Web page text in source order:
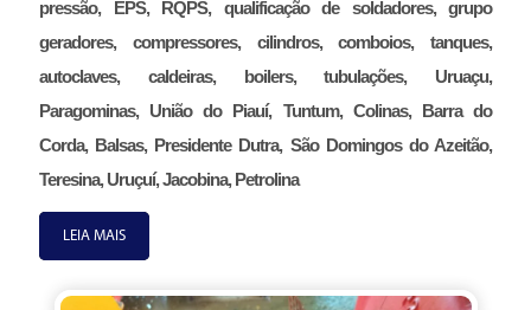
pressão, EPS, RQPS, qualificação de soldadores, grupo
geradores, compressores, cilindros, comboios, tanques,
autoclaves, caldeiras, boilers, tubulações, Uruaçu,
Paragominas, União do Piauí, Tuntum, Colinas, Barra do
Corda, Balsas, Presidente Dutra, São Domingos do Azeitão,
Teresina, Uruçuí, Jacobina, Petrolina
LEIA MAIS